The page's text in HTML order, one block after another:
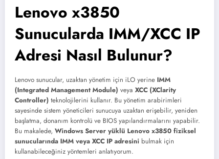
Lenovo x3850
Sunucularda IMM/XCC IP
Adresi Nasıl Bulunur?
Lenovo sunucular, uzaktan yönetim için iLO yerine IMM
(Integrated Management Module) veya XCC (XClarity
Controller) teknolojilerini kullanır. Bu yönetim arabirimleri
sayesinde sistem yöneticileri sunucuya uzaktan erişebilir, yeniden
başlatma, donanım kontrolü ve BIOS yapılandırmalarını yapabilir.
Bu makalede, Windows Server yüklü Lenovo x3850 fiziksel
sunucularında IMM veya XCC IP adresini bulmak için
kullanabileceğiniz yöntemleri anlatıyorum.